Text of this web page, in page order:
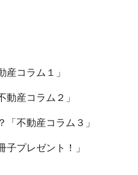
産コラム１」
動産コラム２」
「不動産コラム３」
子プレゼント！」